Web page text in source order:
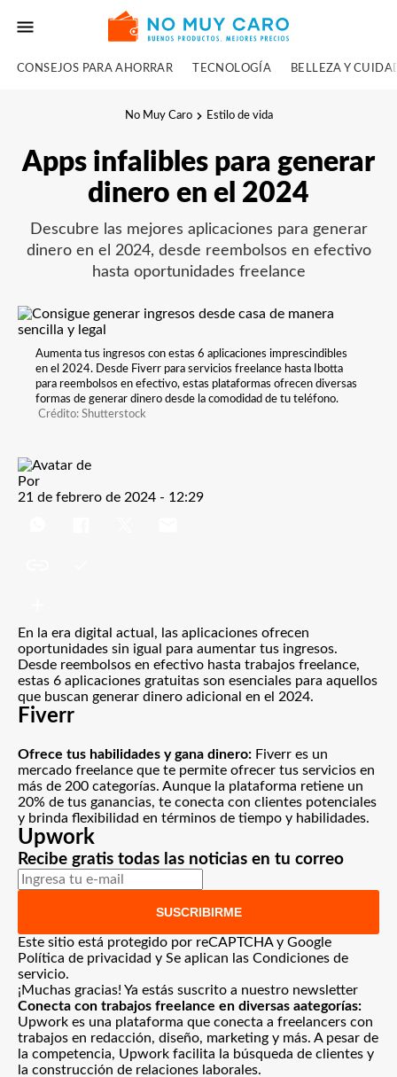
CONSEJOS PARA AHORRAR TECNOLOGÍA BELLEZA Y
No Muy Caro Estilo de vida
Apps infalibles para generar
dinero en el 2024
Descubre las mejores aplicaciones para generar
dinero en el 2024, desde reembolsos en efectivo
hasta oportunidades freelance
Aumenta tus ingresos con estas 6 aplicaciones imprescindibles
en el 2024. Desde Fiverr para servicios freelance hasta Ibotta
para reembolsos en efectivo, estas plataformas ofrecen diversas
formas de generar dinero desde la comodidad de tu teléfono.
Crédito: Shutterstock
Por
21 de febrero de 2024 - 12:29
En la era digital actual, las aplicaciones ofrecen
oportunidades sin igual para aumentar tus ingresos.
Desde reembolsos en efectivo hasta trabajos freelance,
estas 6 aplicaciones gratuitas son esenciales para aquellos
que buscan generar dinero adicional en el 2024.
Fiverr
Ofrece tus habilidades y gana dinero: Fiverr es un
mercado freelance que te permite ofrecer tus servicios en
más de 200 categorías. Aunque la plataforma retiene un
20% de tus ganancias, te conecta con clientes potenciales
y brinda flexibilidad en términos de tiempo y habilidades.
Upwork
Recibe gratis todas las noticias en tu correo
SUSCRIBIRME
Este sitio está protegido por reCAPTCHA y Google
Política de privacidad y Se aplican las Condiciones de
servicio.
¡Muchas gracias! Ya estás suscrito a nuestro newsletter
Conecta con trabajos freelance en diversas aategorías:
Upwork es una plataforma que conecta a freelancers con
trabajos en redacción, diseño, marketing y más. A pesar de
la competencia, Upwork facilita la búsqueda de clientes y
la construcción de relaciones laborales.